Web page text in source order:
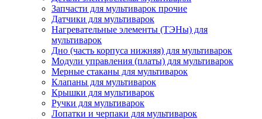
Запчасти для мультиварок прочие
Датчики для мультиварок
Нагревательные элементы (ТЭНы) для
мультиварок
Дно (часть корпуса нижняя) для мультиварок
Модули управления (платы) для мультиварок
Мерные стаканы для мультиварок
Клапаны для мультиварок
Крышки для мультиварок
Ручки для мультиварок
Лопатки и черпаки для мультиварок